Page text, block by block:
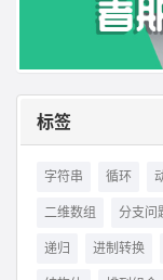
标签
字符串 循环
二维数组
分支问
递归
进制转换